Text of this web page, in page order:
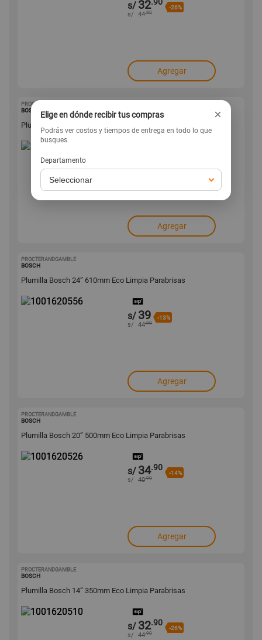
s/ 32 -26%
s/ 44.90
Agregar
PROCTERANDGAMBLE
BOSCH
Plumilla Bosch 19” 480mm Eco Limpia Parabrisas
s/ 40.90
Agregar
PROCTERANDGAMBLE
BOSCH
Plumilla Bosch 24” 610mm Eco Limpia Parabrisas
s/ 39 -13%
s/ 44.90
Agregar
PROCTERANDGAMBLE
BOSCH
Plumilla Bosch 20” 500mm Eco Limpia Parabrisas
s/ 34.90
-14%
s/ 40.90
Agregar
PROCTERANDGAMBLE
BOSCH
Plumilla Bosch 14” 350mm Eco Limpia Parabrisas
s/ 32.90
-26%
s/ 44.90
Elige en dónde recibir tus compras ×
Podrás ver costos y tiempos de entrega en todo lo que
busques
Departamento